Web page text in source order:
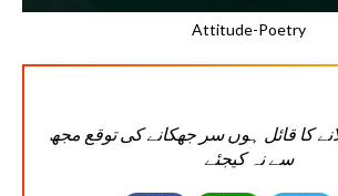
Attitude-Poetry
کا قائل ہوں سر جھکانے کی توقع مجھ
سے نہ کیجئے